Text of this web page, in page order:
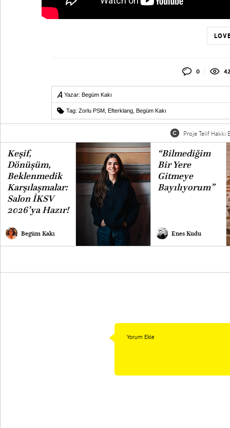
0
Yazar: Begüm Kakı
Tag: Zorlu PSM Efterklang Begüm Kakı
Proje Telif Hakkı
Keşif,
Dönüşüm,
Beklenmedik
Karşılaşmalar:
Salon İKSV
2026’ya Hazır!
Begüm Kakı
“Bilmediğim
Bir Yere
Gitmeye
Bayılıyorum”
Enes Kudu